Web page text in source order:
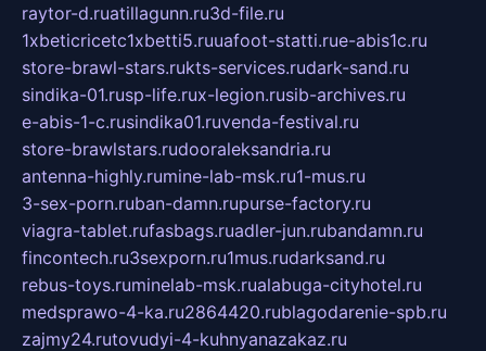
raytor-d.ruatillagunn.ru3d-file.ru
1xbeticricetc1xbetti5.ruuafoot-statti.rue-abis1c.ru
store-brawl-stars.rukts-services.rudark-sand.ru
sindika-01.rusp-life.rux-legion.rusib-archives.ru
e-abis-1-c.rusindika01.ruvenda-festival.ru
store-brawlstars.rudooraleksandria.ru
antenna-highly.rumine-lab-msk.ru1-mus.ru
3-sex-porn.ruban-damn.rupurse-factory.ru
viagra-tablet.rufasbags.ruadler-jun.rubandamn.ru
fincontech.ru3sexporn.ru1mus.rudarksand.ru
rebus-toys.ruminelab-msk.rualabuga-cityhotel.ru
medsprawo-4-ka.ru2864420.rublagodarenie-spb.ru
zajmy24.rutovudyi-4-kuhnyanazakaz.ru